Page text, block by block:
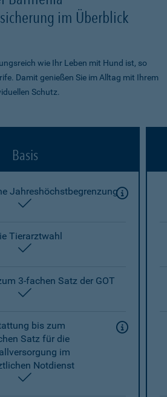
im Überblick
wie Ihr Leben mit Hund ist, so
Damit genießen Sie im Alltag mit Ihrem
Schutz.
Basis
Jahreshöchstbegrenzung
Tierarztwahl
3-fachen Satz der GOT
bis zum
Satz für die
im
Notdienst